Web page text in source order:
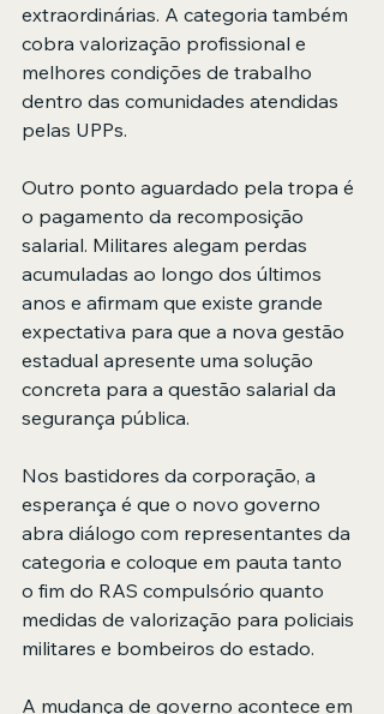
extraordinárias. A categoria também
cobra valorização profissional e
melhores condições de trabalho
dentro das comunidades atendidas
pelas UPPs.
Outro ponto aguardado pela tropa é
o pagamento da recomposição
salarial. Militares alegam perdas
acumuladas ao longo dos últimos
anos e afirmam que existe grande
expectativa para que a nova gestão
estadual apresente uma solução
concreta para a questão salarial da
segurança pública.
Nos bastidores da corporação, a
esperança é que o novo governo
abra diálogo com representantes da
categoria e coloque em pauta tanto
o fim do RAS compulsório quanto
medidas de valorização para policiais
militares e bombeiros do estado.
A mudança de governo acontece em